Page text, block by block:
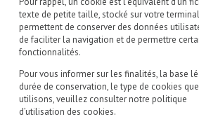
texte de petite taille, stocké sur votre
permettent de conserver des données
de faciliter la navigation et de permettre
fonctionnalités.
Pour vous informer sur les finalités, la base
durée de conservation, le type de cookies
utilisons, veuillez consulter notre politique
d’utilisation des cookies.